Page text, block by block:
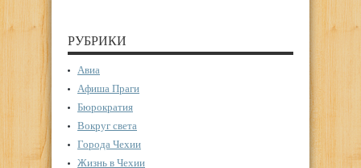
РУБРИКИ
Авиа
Афиша Праги
Бюрократия
Вокруг света
Города Чехии
Жизнь в Чехии